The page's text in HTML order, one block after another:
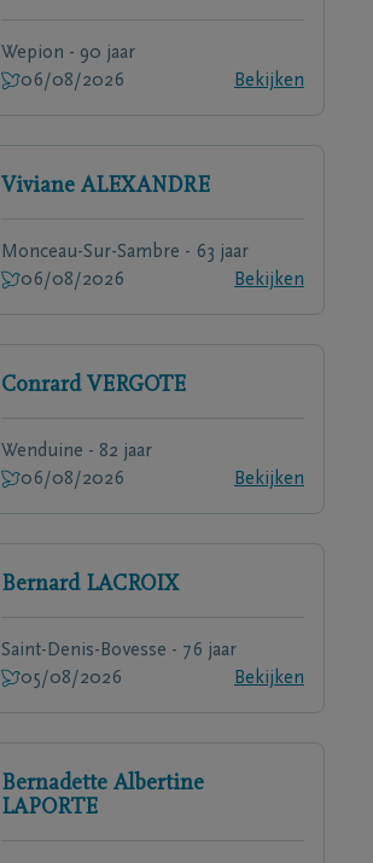
Wepion - 90 jaar
06/08/2026
Bekijken
Viviane ALEXANDRE
Monceau-Sur-Sambre - 63 jaar
06/08/2026
Bekijken
Conrard VERGOTE
Wenduine - 82 jaar
06/08/2026
Bekijken
Bernard LACROIX
Saint-Denis-Bovesse - 76 jaar
05/08/2026
Bekijken
Bernadette Albertine
LAPORTE